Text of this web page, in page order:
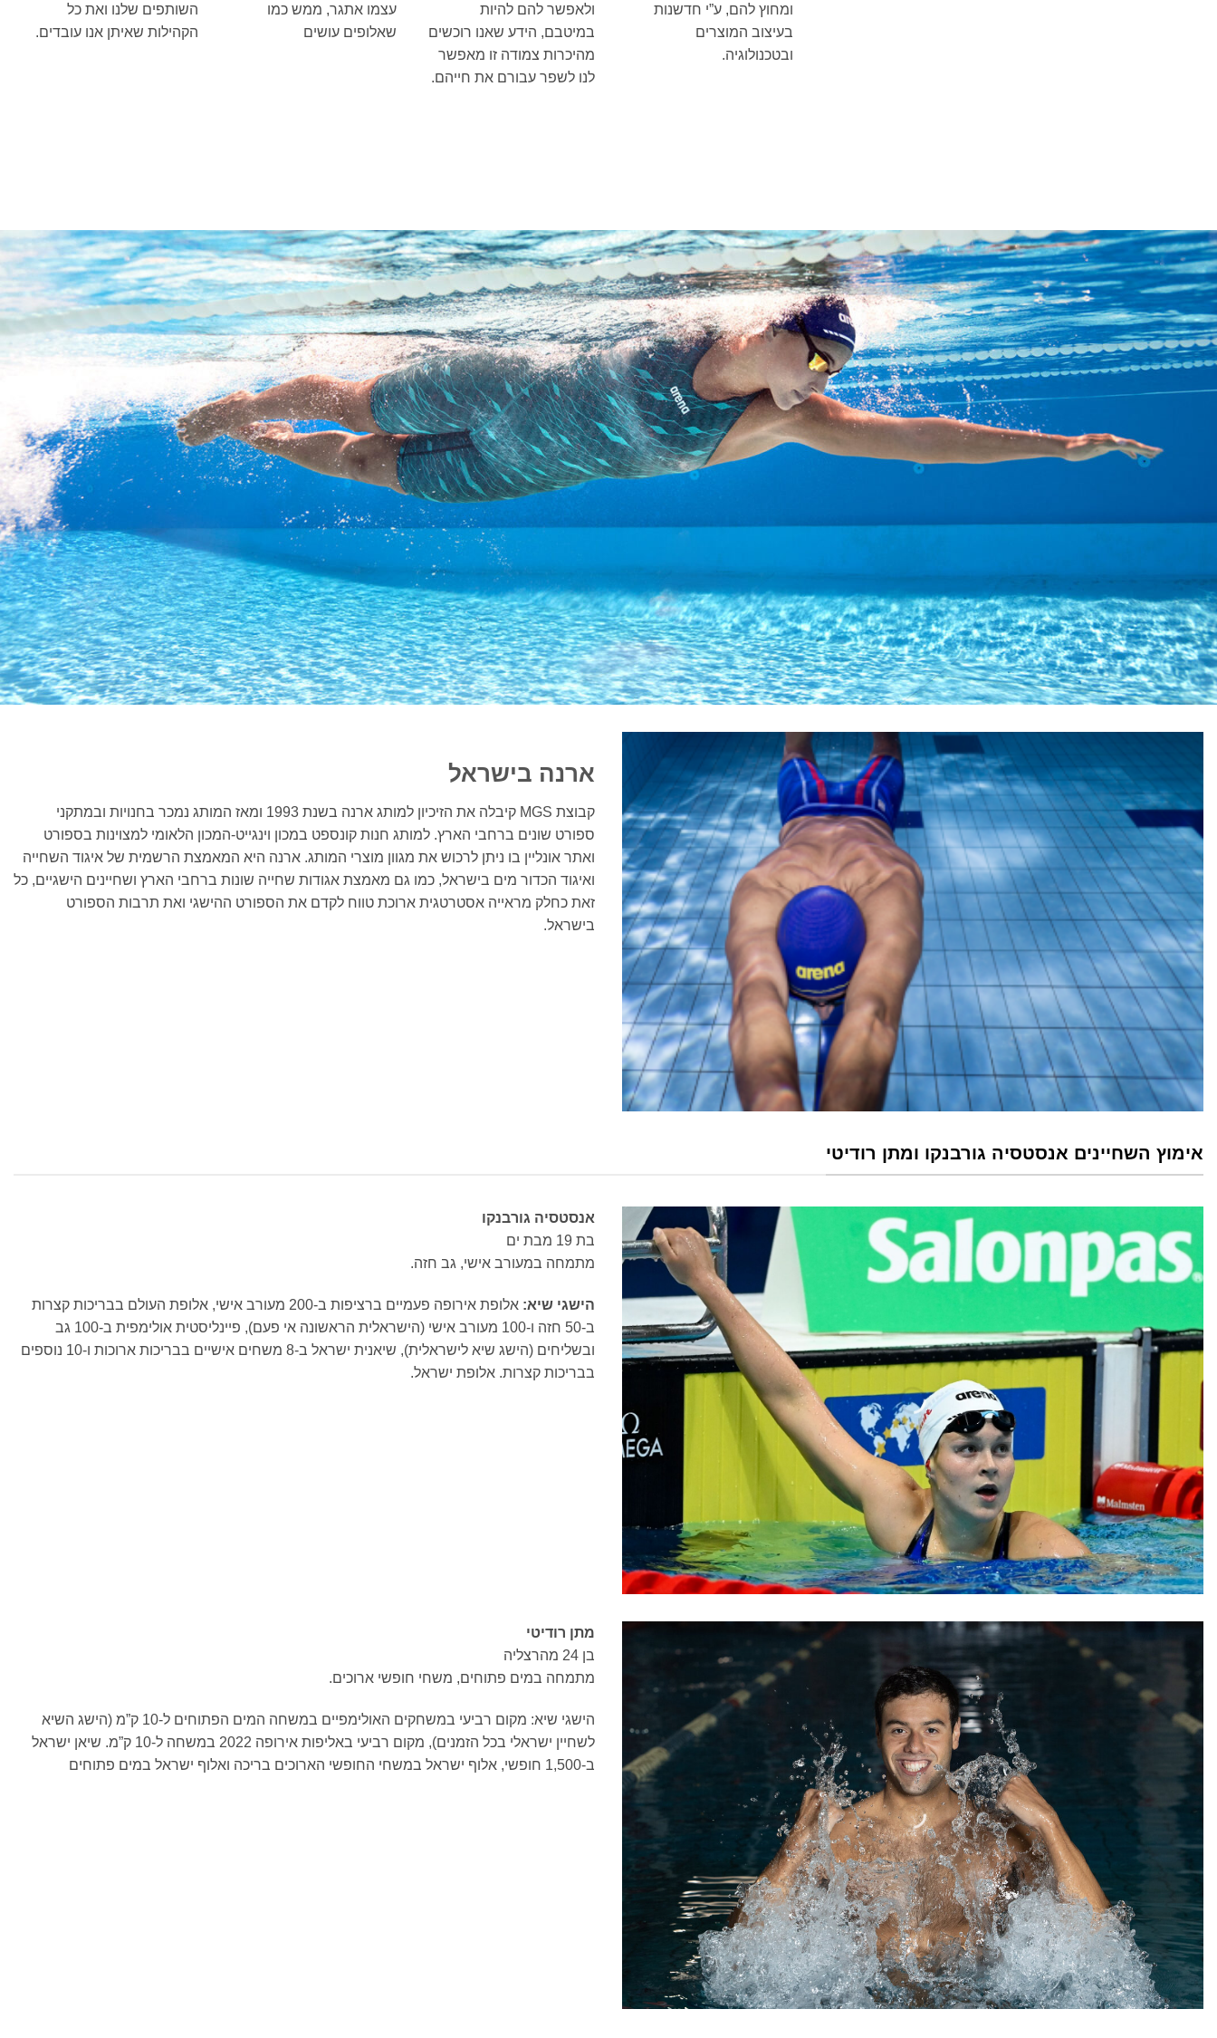
ומחוץ להם, ע”י חדשנות
בעיצוב המוצרים
ובטכנולוגיה.
ולאפשר להם להיות
במיטבם, הידע שאנו רוכשים
מהיכרות צמודה זו מאפשר
לנו לשפר עבורם את חייהם.
עצמו אתגר, ממש כמו
שאלופים עושים
השותפים שלנו ואת כל
הקהילות שאיתן אנו עובדים.
ארנה בישראל
קבוצת MGS קיבלה את הזיכיון למותג ארנה בשנת 1993 ומאז המותג נמכר בחנויות ובמתקני
ספורט שונים ברחבי הארץ. למותג חנות קונספט במכון וינגייט-המכון הלאומי למצוינות בספורט
ואתר אונליין בו ניתן לרכוש את מגוון מוצרי המותג. ארנה היא המאמצת הרשמית של איגוד השחייה
ואיגוד הכדור מים בישראל, כמו גם מאמצת אגודות שחייה שונות ברחבי הארץ ושחיינים הישגיים, כל
זאת כחלק מראייה אסטרטגית ארוכת טווח לקדם את הספורט ההישגי ואת תרבות הספורט
בישראל.
אימוץ השחיינים אנסטסיה גורבנקו ומתן רודיטי
אנסטסיה גורבנקו
בת 19 מבת ים
מתמחה במעורב אישי, גב חזה.
הישגי שיא:
אלופת אירופה פעמיים ברציפות ב-200 מעורב אישי, אלופת העולם בבריכות קצרות
ב-50 חזה ו-100 מעורב אישי (הישראלית הראשונה אי פעם), פיינליסטית אולימפית ב-100 גב
ובשליחים (הישג שיא לישראלית), שיאנית ישראל ב-8 משחים אישיים בבריכות ארוכות ו-10 נוספים
בבריכות קצרות. אלופת ישראל.
מתן רודיטי
בן 24 מהרצליה
מתמחה במים פתוחים, משחי חופשי ארוכים.
הישגי שיא: מקום רביעי במשחקים האולימפיים במשחה המים הפתוחים ל-10 ק”מ (הישג השיא
לשחיין ישראלי בכל הזמנים), מקום רביעי באליפות אירופה 2022 במשחה ל-10 ק”מ. שיאן ישראל
ב-1,500 חופשי, אלוף ישראל במשחי החופשי הארוכים בריכה ואלוף ישראל במים פתוחים